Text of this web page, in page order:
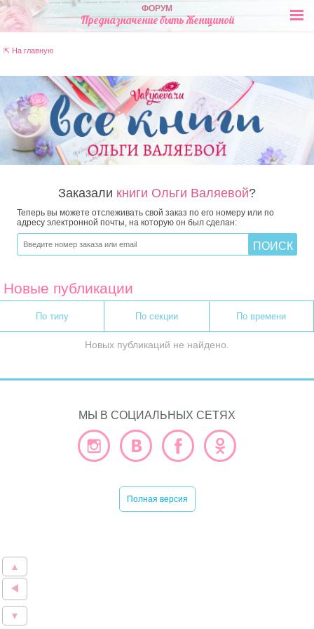
ФОРУМ
Предназначение быть Женщиной
⇱ На главную
Заказали книги Ольги Валяевой?
Теперь вы можете отслеживать свой заказ по его номеру или по
адресу электронной почты, на которую он был сделан:
Новые публикации
По типу По секции По времени
Новых публикаций не найдено.
МЫ В СОЦИАЛЬНЫХ СЕТЯХ
Полная версия
▲
▼